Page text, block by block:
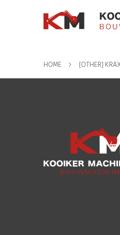
HOME [OTHER]